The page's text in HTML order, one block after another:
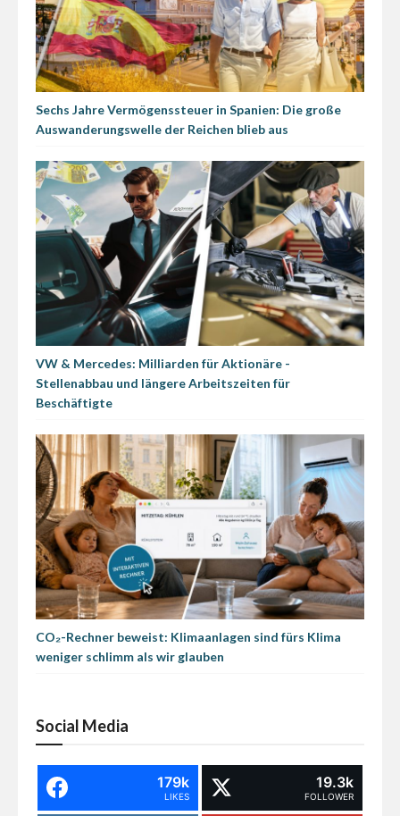
Sechs Jahre Vermögenssteuer in Spanien: Die große
Auswanderungswelle der Reichen blieb aus
VW & Mercedes: Milliarden für Aktionäre -
Stellenabbau und längere Arbeitszeiten für
Beschäftigte
CO₂-Rechner beweist: Klimaanlagen sind fürs Klima
weniger schlimm als wir glauben
Social Media
179k
LIKES
19.3k
FOLLOWER